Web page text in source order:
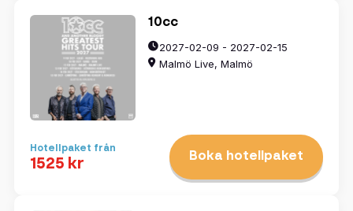
10cc
2027-02-09 - 2027-02-15
Malmö Live, Malmö
Hotellpaket från
1525 kr Boka hotellpaket